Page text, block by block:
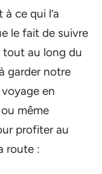
ce qui l’a
le fait de suivre
tout au long du
garder notre
en
même
profiter au
route :